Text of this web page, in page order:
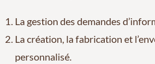
La gestion des demandes
La création, la fabrication et
personnalisé.